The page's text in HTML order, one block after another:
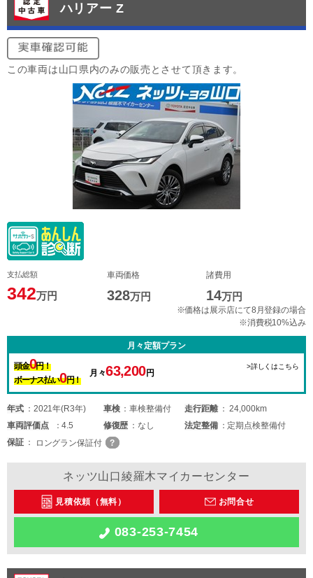
ハリアー Z
この車両は山口県内のみの販売とさせて頂きます。
支払総額
342万円
車両価格
328万円
諸費用
14万円
※価格は展示店にて8月登録の場合
※消費税10%込み
月々定額プラン
頭金0円！
ボーナス払い0円！
月々63,200円
>詳しくはこちら
年式 2021年(R3年) 車検 車検整備付 走行距離
24,000km
車両評価点 4.5 修復歴 なし 法定整備
定期点検整備付
保証
ロングラン保証付
ネッツ山口綾羅木マイカーセンター
見積依頼（無料） お問合せ
083-253-7454